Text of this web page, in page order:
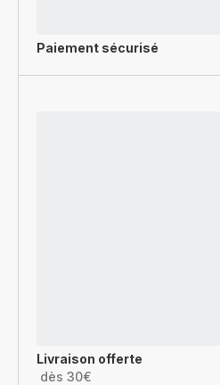
Paiement sécurisé
Livraison offerte
dès 30€